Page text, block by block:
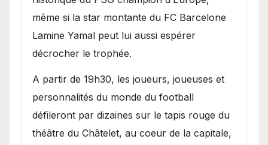
même si la star montante du FC Barcelone
Lamine Yamal peut lui aussi espérer
décrocher le trophée.
A partir de 19h30, les joueurs, joueuses et
personnalités du monde du football
défileront par dizaines sur le tapis rouge du
théâtre du Châtelet, au coeur de la capitale,